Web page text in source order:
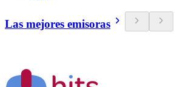
Las mejores emisoras